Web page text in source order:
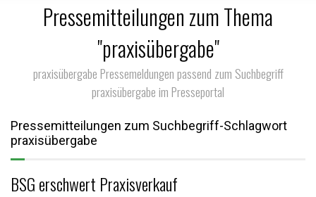
Pressemitteilungen zum Thema
"praxisübergabe"
praxisübergabe Pressemeldungen passend zum Suchbegriff
praxisübergabe im Presseportal
Pressemitteilungen zum Suchbegriff-Schlagwort
praxisübergabe
BSG erschwert Praxisverkauf